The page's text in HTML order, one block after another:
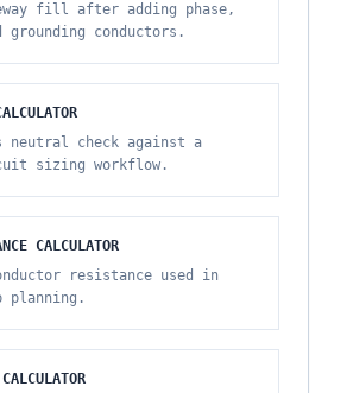
fill after adding phase,
conductors.
neutral check against a
sizing workflow.
CALCULATOR
resistance used in
planning.